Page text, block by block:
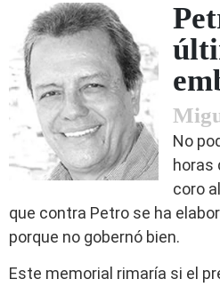
No
horas
coro
que contra Petro se ha
porque no gobernó bien.
Este memorial rimaría si el